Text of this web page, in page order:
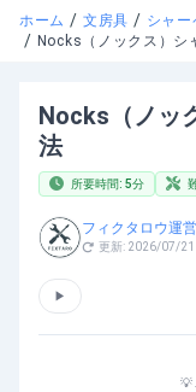
ホーム / 文房具 / シャー
/ Nocks（ノックス）シ
Nocks（ノッ
法
所要時間: 5分
フィクタロウ運営
更新: 2026/07/21
▶
💡